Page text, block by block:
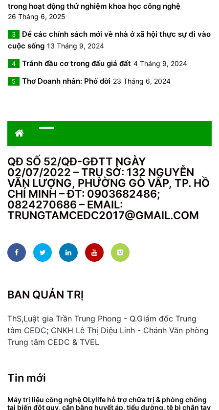
trong hoạt động thử nghiệm khoa học công nghệ
26 Tháng 6, 2025
3
Để các chính sách mới về nhà ở xã hội thực sự đi vào
cuộc sống 13 Tháng 9, 2024
4 Tránh đầu cơ trong đấu giá đất 4 Tháng 9, 2024
5 Thơ Doanh nhân: Phố đời 23 Tháng 6, 2024
QĐ SỐ 52/QĐ-GĐTT NGÀY
02/07/2022 – TRỤ SỞ: 132 NGUYỄN
VĂN LƯỢNG, PHƯỜNG GÒ VẤP, TP. HỒ
CHÍ MINH – ĐT: 0903682486;
0824270686 – EMAIL:
TRUNGTAMCEDC2017@GMAIL.COM
BAN QUẢN TRỊ
ThS,Luật gia Trần Trung Phong - Q.Giám đốc Trung
tâm CEDC; CNKH Lê Thị Diệu Linh - Chánh Văn phòng
Trung tâm CEDC & TVEL
Tin mới
Máy trị liệu công nghệ OLylife hỗ trợ chữa trị & phòng chống
tai biến đột quỵ, cân bằng huyết áp, tiểu đường, tê bì chân tay